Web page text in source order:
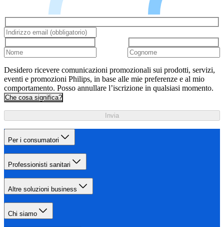
Desidero ricevere comunicazioni promozionali sui prodotti, servizi,
eventi e promozioni Philips, in base alle mie preferenze e al mio
comportamento. Posso annullare l’iscrizione in qualsiasi momento.
Che cosa significa?
Invia
Per i consumatori
Professionisti sanitari
Altre soluzioni business
Chi siamo